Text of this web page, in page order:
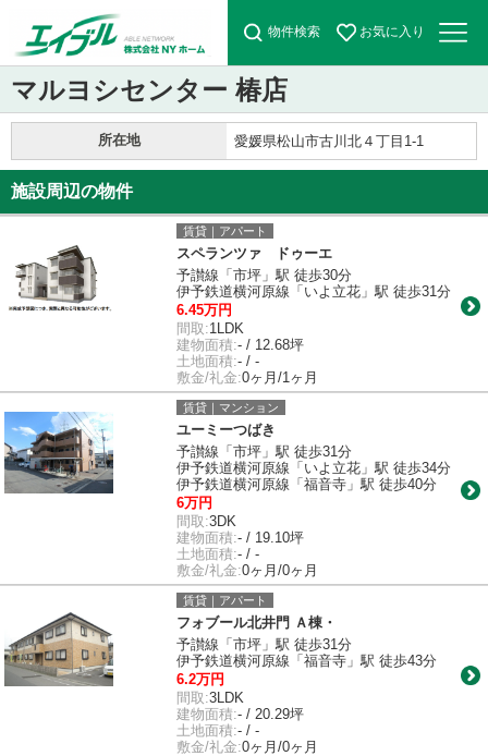
物件検索 お気に入り
マルヨシセンター 椿店
所在地 愛媛県松山市古川北４丁目1-1
施設周辺の物件
賃貸｜アパート
スペランツァ ドゥーエ
予讃線「市坪」駅 徒歩30分
伊予鉄道横河原線「いよ立花」駅 徒歩31分
6.45万円
間取:1LDK
建物面積:- / 12.68坪
土地面積:- / -
敷金/礼金:0ヶ月/1ヶ月
賃貸｜マンション
ユーミーつばき
予讃線「市坪」駅 徒歩31分
伊予鉄道横河原線「いよ立花」駅 徒歩34分
伊予鉄道横河原線「福音寺」駅 徒歩40分
6万円
間取:3DK
建物面積:- / 19.10坪
土地面積:- / -
敷金/礼金:0ヶ月/0ヶ月
賃貸｜アパート
フォブール北井門 Ａ棟・
予讃線「市坪」駅 徒歩31分
伊予鉄道横河原線「福音寺」駅 徒歩43分
6.2万円
間取:3LDK
建物面積:- / 20.29坪
土地面積:- / -
敷金/礼金:0ヶ月/0ヶ月